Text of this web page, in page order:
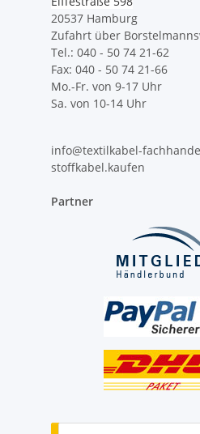
20537 Hamburg
Zufahrt über
Tel.: 040 - 50 74 21-62
Fax: 040 - 50 74 21-66
Mo.-Fr. von 9-17 Uhr
Sa. von 10-14 Uhr
info@textilkabel-
stoffkabel.kaufen
Partner